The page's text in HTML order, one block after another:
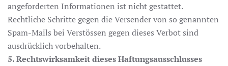
angeforderten Informationen ist nicht gestattet.
Rechtliche Schritte gegen die Versender von so genannten
Spam-Mails bei Verstössen gegen dieses Verbot sind
ausdrücklich vorbehalten.
5. Rechtswirksamkeit dieses Haftungsausschlusses